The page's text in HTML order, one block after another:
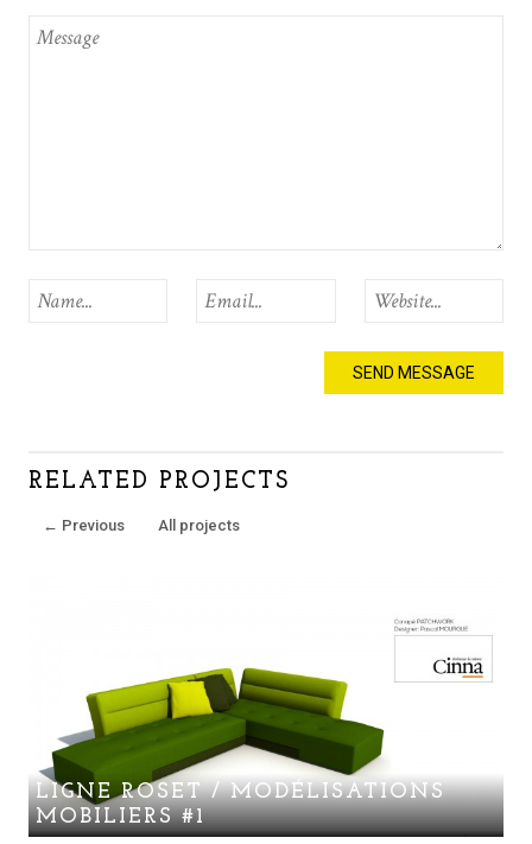
RELATED PROJECTS
← Previous All projects
LIGNE ROSET / MODÉLISATIONS
MOBILIERS #1